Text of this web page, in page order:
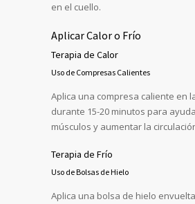
en el cuello.
Aplicar Calor o Frío
Terapia de Calor
Uso de Compresas Calientes
Aplica una compresa caliente en
durante 15-20 minutos para
músculos y aumentar la
Terapia de Frío
Uso de Bolsas de Hielo
Aplica una bolsa de hielo